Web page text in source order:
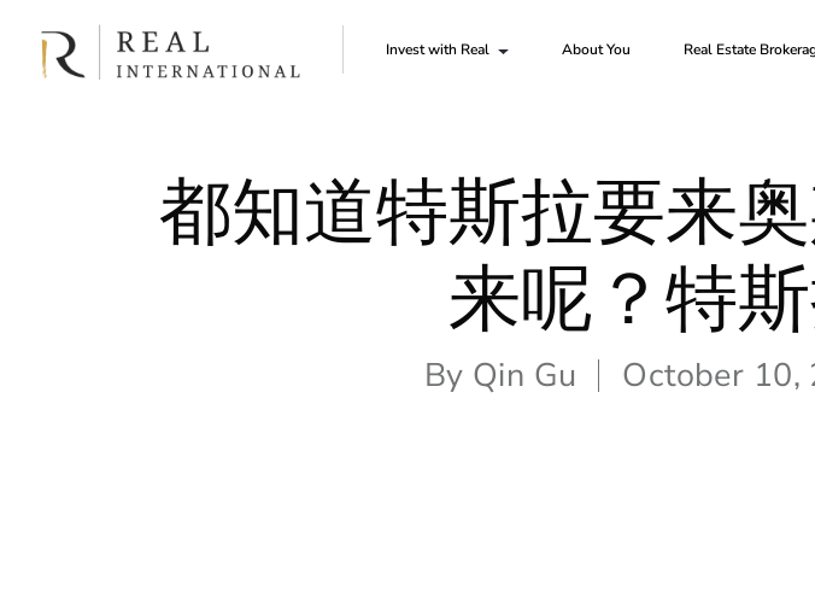
Invest with Real About You Real Estate
都知道特斯拉要来
来呢？特
By Qin Gu October 10,